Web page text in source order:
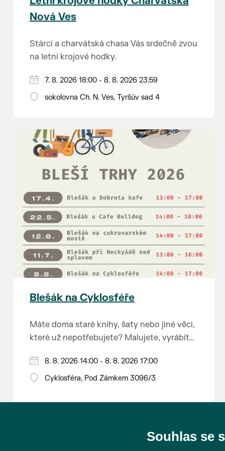
Nová Ves
Stárci a charvátská chasa Vás srdečně zvou
na letní krojové hodky.
PÁTEK 7. srpna
18:00 - ruční stavění máje
14:00 - krojový průvod pro stárky od
hostince “U Buvola”
16:00 - odpolední zábava na sokolovně
21:00 - večerní zábava
K tanci a poslechu bude hrát DH
Lanžhotčané.
Těšíme se na Vás!
7. 8. 2026 18:00 - 8. 8. 2026 23:59
sokolovna Ch. N. Ves, Tyršův sad 4
Blešák na Cyklosféře
Máte doma staré knihy, šaty nebo jiné věci,
které už nepotřebujete? Malujete, vyrábíte
Chcete se zbavit staré sbírky, která
zbytečně leží na půdě? Překáží vám ve
Anebo byste rádi našli poklady za pár
Prodejce prosíme tradičně o příchod 30
8. 8. 2026 14:00 - 8. 8. 2026 17:00
Cyklosféra, Pod Zámkem 3096/3
Souhlas se